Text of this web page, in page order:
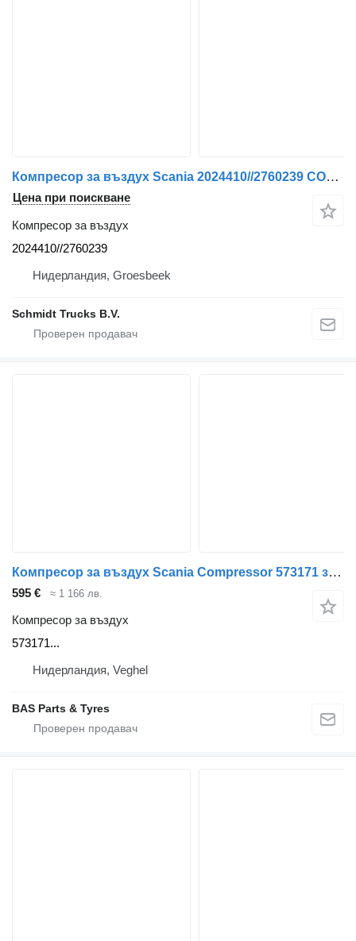
Компресор за въздух Scania 2024410//2760239 COMPRESSOR R 450 EURO 6 за камион
Цена при поискване
Компресор за въздух
2024410//2760239
Нидерландия, Groesbeek
Schmidt Trucks B.V.
Компресор за въздух Scania Compressor 573171 за камион Scania
595 € ≈ 1 166 лв.
Компресор за въздух
573171...
Нидерландия, Veghel
BAS Parts & Tyres